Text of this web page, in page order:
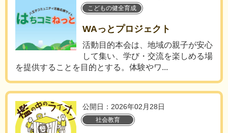
こどもの健全育成
WAっとプロジェクト
活動目的本会は、地域の親子が安心
して集い、学び・交流を楽しめる場
を提供することを目的とする。体験やワ...
公開日：2026年02月28日
社会教育